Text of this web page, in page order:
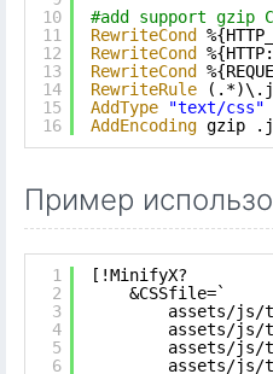
10
11
12
13
14
15
16
#add support gzip
RewriteCond
RewriteCond
RewriteCond
RewriteRule
AddType
"text/css"
AddEncoding gzip
Пример
1
2
3
4
5
6
[!MinifyX?
&CSSfile=`
assets/js/
assets/js/
assets/js/
assets/js/